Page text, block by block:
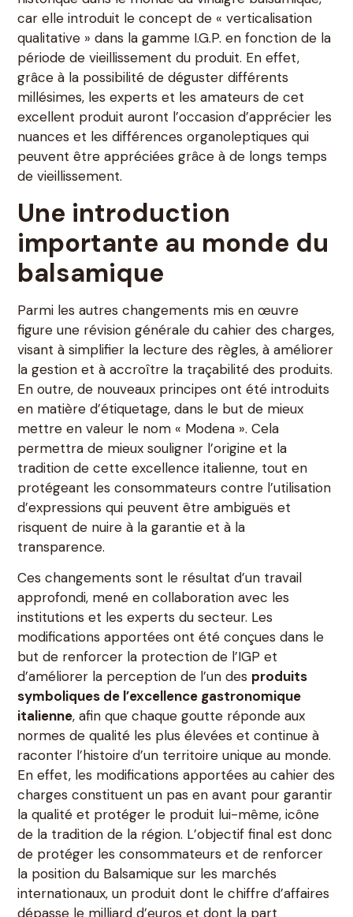
car elle introduit le concept de « verticalisation
qualitative » dans la gamme I.G.P. en fonction de la
période de vieillissement du produit. En effet,
grâce à la possibilité de déguster différents
millésimes, les experts et les amateurs de cet
excellent produit auront l’occasion d’apprécier les
nuances et les différences organoleptiques qui
peuvent être appréciées grâce à de longs temps
de vieillissement.
Une introduction
importante au monde du
balsamique
Parmi les autres changements mis en œuvre
figure une révision générale du cahier des charges,
visant à simplifier la lecture des règles, à améliorer
la gestion et à accroître la traçabilité des produits.
En outre, de nouveaux principes ont été introduits
en matière d’étiquetage, dans le but de mieux
mettre en valeur le nom « Modena ». Cela
permettra de mieux souligner l’origine et la
tradition de cette excellence italienne, tout en
protégeant les consommateurs contre l’utilisation
d’expressions qui peuvent être ambiguës et
risquent de nuire à la garantie et à la
transparence.
Ces changements sont le résultat d’un travail
approfondi, mené en collaboration avec les
institutions et les experts du secteur. Les
modifications apportées ont été conçues dans le
but de renforcer la protection de l’IGP et
d’améliorer la perception de l’un des produits
symboliques de l’excellence gastronomique
italienne, afin que chaque goutte réponde aux
normes de qualité les plus élevées et continue à
raconter l’histoire d’un territoire unique au monde.
En effet, les modifications apportées au cahier des
charges constituent un pas en avant pour garantir
la qualité et protéger le produit lui-même, icône
de la tradition de la région. L’objectif final est donc
de protéger les consommateurs et de renforcer
la position du Balsamique sur les marchés
internationaux, un produit dont le chiffre d’affaires
dépasse le milliard d’euros et dont la part